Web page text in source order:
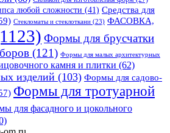
любой сложности (41) Средства для
Стекломаты и стеклоткани (23) ФАСОВКА,
Формы для брусчатки
(121) Формы для малых архитектурных
камня и плитки (62)
изделий (103) Формы для садово-
Формы для тротуарной
для фасадного и цокольного